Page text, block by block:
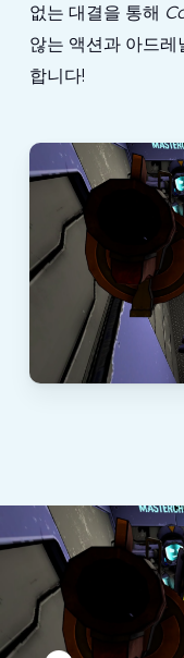
없는 대결을 통해
않는 액션과 아드
합니다!